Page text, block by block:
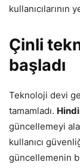
kullanıcılarının
Çinli
başladı
Teknoloji devi
tamamladı.
güncellemeyi
kullanıcı
güncellemenin